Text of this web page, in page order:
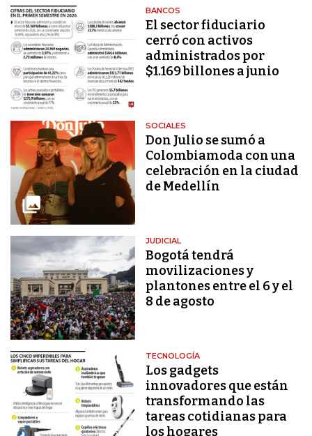
BANCOS
El sector fiduciario
cerró con activos
administrados por
$1.169 billones a junio
SOCIALES
Don Julio se sumó a
Colombiamoda con una
celebración en la ciudad
de Medellín
JUDICIAL
Bogotá tendrá
movilizaciones y
plantones entre el 6 y el
8 de agosto
TECNOLOGÍA
Los gadgets
innovadores que están
transformando las
tareas cotidianas para
los hogares